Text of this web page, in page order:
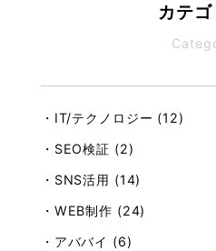
カテ
・IT/テクノロジー (12)
・SEO検証 (2)
・SNS活用 (14)
・WEB制作 (24)
・アババイ (6)